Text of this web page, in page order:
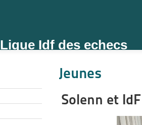
Ligue Idf des echecs
Jeunes
Solenn et